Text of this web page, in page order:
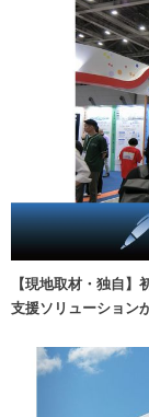
【現地取材・独自
支援ソリューション